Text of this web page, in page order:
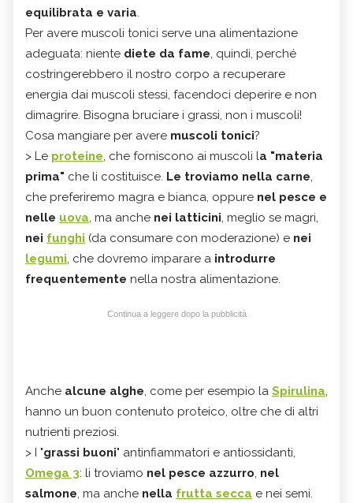
equilibrata e varia.
Per avere muscoli tonici serve una alimentazione
adeguata: niente diete da fame, quindi, perché
costringerebbero il nostro corpo a recuperare
energia dai muscoli stessi, facendoci deperire e non
dimagrire. Bisogna bruciare i grassi, non i muscoli!
Cosa mangiare per avere muscoli tonici?
> Le proteine, che forniscono ai muscoli la "materia
prima" che li costituisce. Le troviamo nella carne,
che preferiremo magra e bianca, oppure nel pesce e
nelle uova, ma anche nei latticini, meglio se magri,
nei funghi (da consumare con moderazione) e nei
legumi, che dovremo imparare a introdurre
frequentemente nella nostra alimentazione.
Continua a leggere dopo la pubblicità
Anche alcune alghe, come per esempio la Spirulina,
hanno un buon contenuto proteico, oltre che di altri
nutrienti preziosi.
> I "grassi buoni" antinfiammatori e antiossidanti,
Omega 3: li troviamo nel pesce azzurro, nel
salmone, ma anche nella frutta secca e nei semi.